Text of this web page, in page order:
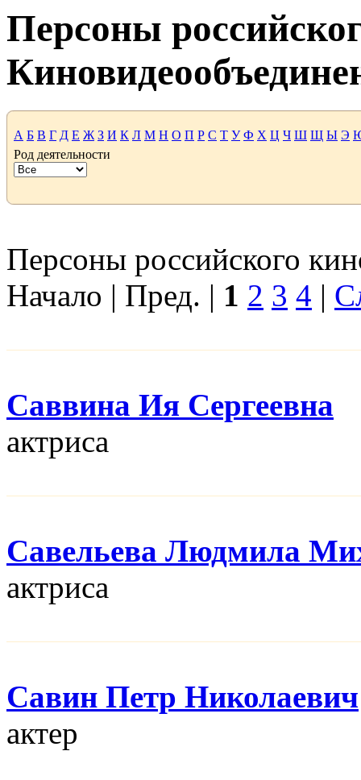
Персоны
А Б В Г Д Е Ж З И К Л М Н О П Р С Т У Ф Х Ц Ч Ш Щ Ы Э
Род деятельности
Персоны российского
Начало | Пред. | 1 2 3 4 |
Саввина Ия Сергеевна
актриса
Савельева Людмила
актриса
Савин Петр Николаевич
актер